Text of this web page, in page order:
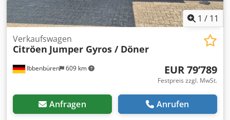
1 / 11
Ibbenbüren 609 km
Verkaufswagen
Citröen Jumper Gyros / Döner
EUR 79’789
Festpreis zzgl. MwSt.
Anfragen Anrufen